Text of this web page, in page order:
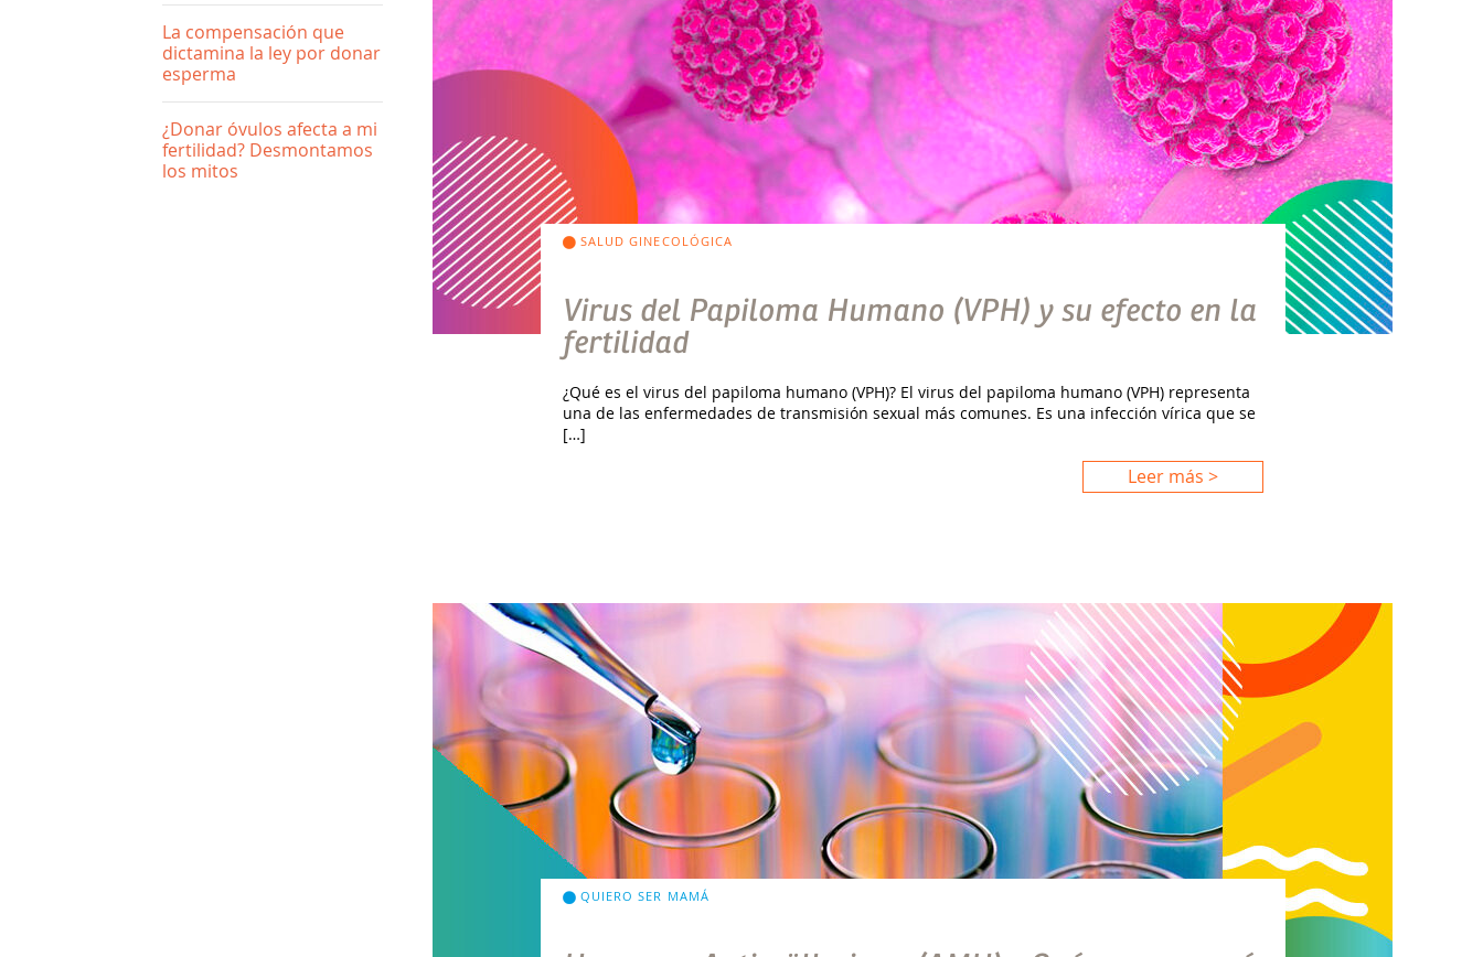
La compensación que
dictamina la ley por donar
esperma
¿Donar óvulos afecta a mi
fertilidad? Desmontamos
los mitos
SALUD GINECOLÓGICA
Virus del Papiloma Humano (VPH) y su efecto en la
fertilidad
¿Qué es el virus del papiloma humano (VPH)? El virus del papiloma humano (VPH) representa
una de las enfermedades de transmisión sexual más comunes. Es una infección vírica que se
[…]
Leer más >
QUIERO SER MAMÁ